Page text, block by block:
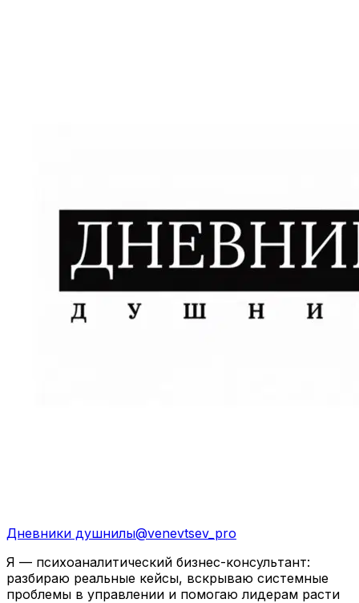
Дневники душнилы@venevtsev_pro
Я — психоаналитический бизнес-консультант:
разбираю реальные кейсы, вскрываю системные
проблемы в управлении и помогаю лидерам расти